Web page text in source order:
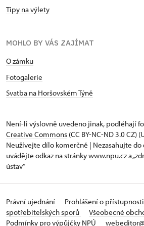
Tipy na výlety
MOHLO BY VÁS ZAJÍMAT
O zámku
Fotogalerie
Svatba na Horšovském Týně
Není-li výslovně uvedeno jinak, podléhají
Creative Commons (CC BY-NC-ND 3.0 CZ)
Neužívejte dílo komerčně | Nezasahujte do
uvádějte odkaz na stránky www.npu.cz a
ústav“
Právní ujednání Prohlášení o přístupnosti
spotřebitelských sporů
Všeobecné
Podmínky pro výpůjčky NPÚ